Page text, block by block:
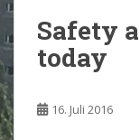
Safety
today
16. Juli 2016